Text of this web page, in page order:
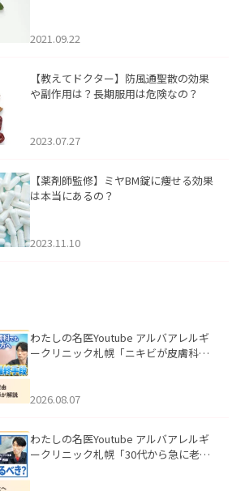
2021.09.22
【教えてドクター】防風通聖散の効果
や副作用は？長期服用は危険なの？
2023.07.27
【薬剤師監修】ミヤBM錠に痩せる効果
は本当にあるの？
2023.11.10
わたしの名医Youtube アルバアレルギ
ークリニック札幌「ニキビが皮膚科で
ました。
2026.08.07
わたしの名医Youtube アルバアレルギ
ークリニック札幌「30代から急に老け